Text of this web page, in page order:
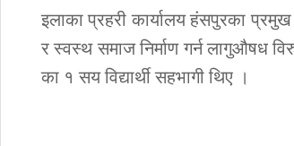
इलाका प्रहरी कार्यालय हंसपुरका
र स्वस्थ समाज निर्माण गर्न लागुऔषध
का १ सय विद्यार्थी सहभागी थिए ।